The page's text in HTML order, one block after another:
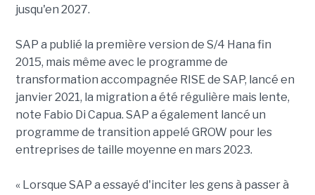
jusqu'en 2027.
SAP a publié la première version de S/4 Hana fin
2015, mais même avec le programme de
transformation accompagnée RISE de SAP, lancé en
janvier 2021, la migration a été régulière mais lente,
note Fabio Di Capua. SAP a également lancé un
programme de transition appelé GROW pour les
entreprises de taille moyenne en mars 2023.
« Lorsque SAP a essayé d'inciter les gens à passer à